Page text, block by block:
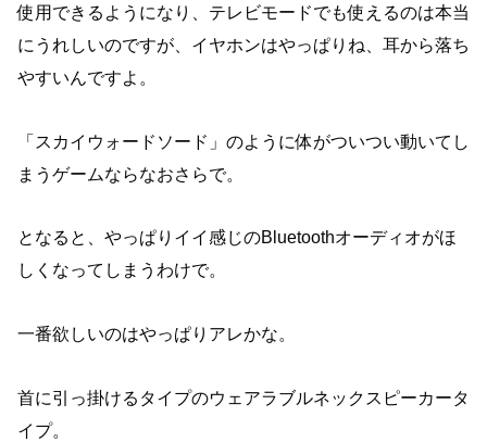
使用できるようになり、テレビモードでも使えるのは本当
にうれしいのですが、イヤホンはやっぱりね、耳から落ち
やすいんですよ。
「スカイウォードソード」のように体がついつい動いてし
まうゲームならなおさらで。
となると、やっぱりイイ感じのBluetoothオーディオがほ
しくなってしまうわけで。
一番欲しいのはやっぱりアレかな。
首に引っ掛けるタイプのウェアラブルネックスピーカータ
イプ。